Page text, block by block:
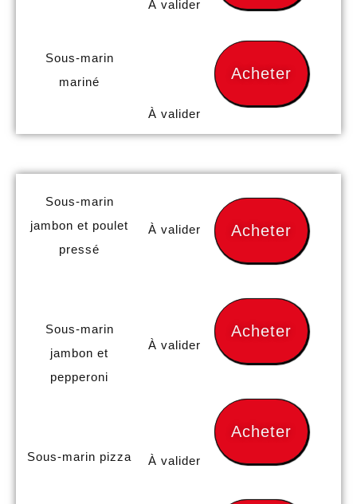
Sous-marin
mariné
À valider
À valider
Acheter
Sous-marin
jambon et poulet
pressé
Sous-marin
jambon et
pepperoni
Sous-marin pizza
À valider
À valider
À valider
Acheter
Acheter
Acheter